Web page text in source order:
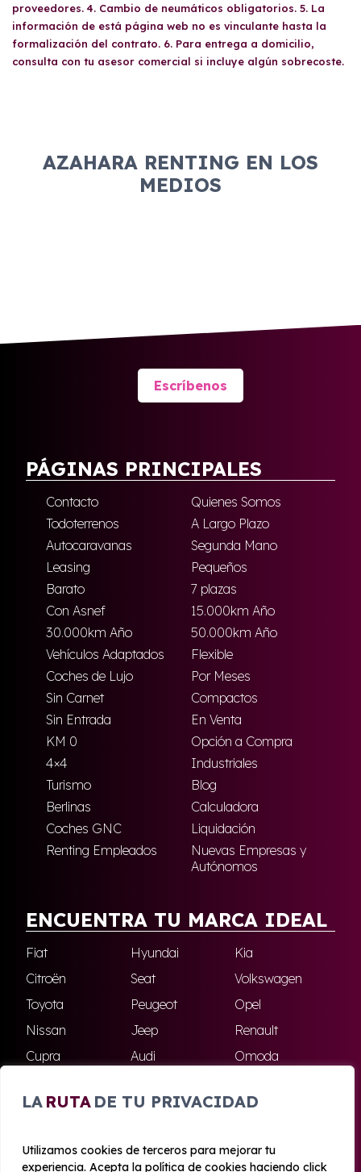
LA RUTA DE TU PRIVACIDAD
Utilizamos cookies de terceros para mejorar tu
experiencia. Acepta la política de cookies haciendo click
proveedores. 4. Cambio de neumáticos obligatorios. 5. La
información de está página web no es vinculante hasta la
formalización del contrato. 6. Para entrega a domicilio,
consulta con tu asesor comercial si incluye algún sobrecoste.
AZAHARA RENTING EN LOS
MEDIOS
Escríbenos
PÁGINAS PRINCIPALES
Contacto
Quienes Somos
Todoterrenos
A Largo Plazo
Autocaravanas
Segunda Mano
Leasing
Pequeños
Barato
7 plazas
Con Asnef
15.000km Año
30.000km Año
50.000km Año
Vehículos Adaptados
Flexible
Coches de Lujo
Por Meses
Sin Carnet
Compactos
Sin Entrada
En Venta
KM 0
Opción a Compra
4×4
Industriales
Turismo
Blog
Berlinas
Calculadora
Coches GNC
Liquidación
Renting Empleados
Nuevas Empresas y
Autónomos
ENCUENTRA TU MARCA IDEAL
Fiat Hyundai
Kia
Citroën
Seat
Volkswagen
Toyota
Peugeot
Opel
Nissan
Jeep
Renault
Cupra
Audi
Omoda
Skoda
Ford Todas las marcas